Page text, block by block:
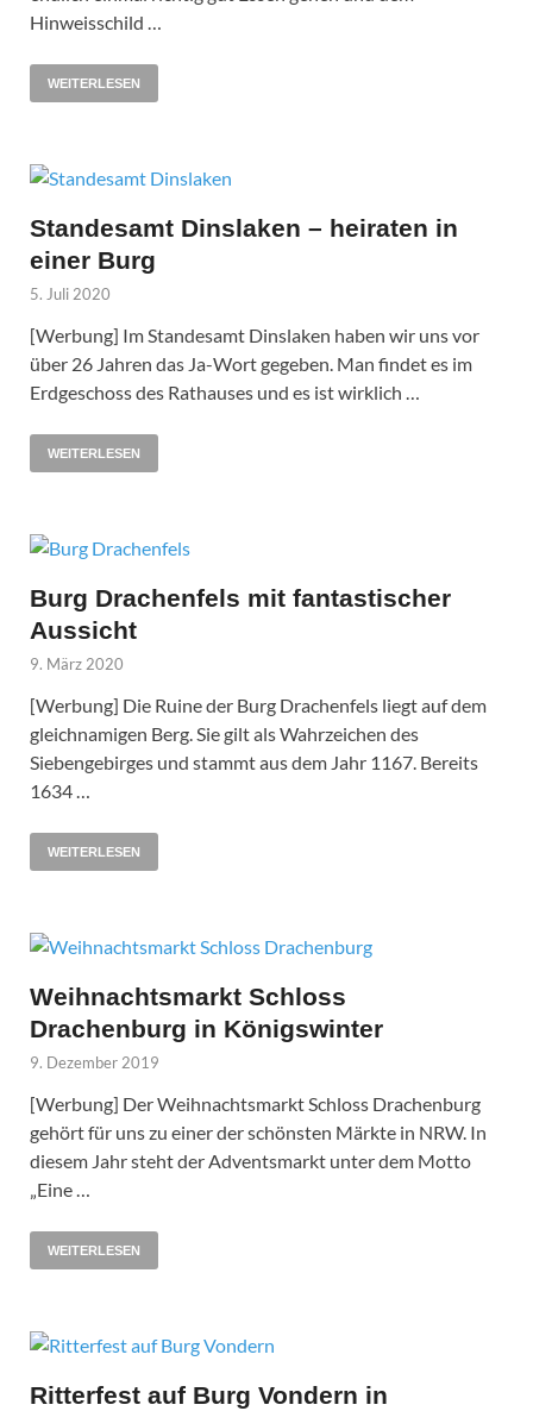
Hinweisschild …
WEITERLESEN
Standesamt Dinslaken – heiraten in
einer Burg
5. Juli 2020
[Werbung] Im Standesamt Dinslaken haben wir uns vor
über 26 Jahren das Ja-Wort gegeben. Man findet es im
Erdgeschoss des Rathauses und es ist wirklich …
WEITERLESEN
Burg Drachenfels mit fantastischer
Aussicht
9. März 2020
[Werbung] Die Ruine der Burg Drachenfels liegt auf dem
gleichnamigen Berg. Sie gilt als Wahrzeichen des
Siebengebirges und stammt aus dem Jahr 1167. Bereits
1634 …
WEITERLESEN
Weihnachtsmarkt Schloss
Drachenburg in Königswinter
9. Dezember 2019
[Werbung] Der Weihnachtsmarkt Schloss Drachenburg
gehört für uns zu einer der schönsten Märkte in NRW. In
diesem Jahr steht der Adventsmarkt unter dem Motto
„Eine …
WEITERLESEN
Ritterfest auf Burg Vondern in